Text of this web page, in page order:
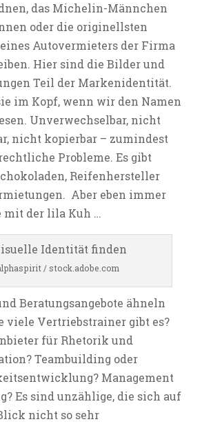
das Michelin-Männchen
oder die originellsten
Autovermieters der Firma
Hier sind die Bilder und
Teil der Markenidentität.
im Kopf, wenn wir den Namen
Unverwechselbar, nicht
nicht kopierbar – zumindest
Probleme. Es gibt
Reifenhersteller
Aber eben immer
mit der lila Kuh …
/ stock.adobe.com
Beratungsangebote ähneln
viele Vertriebstrainer gibt es?
für Rhetorik und
Teambuilding oder
Management
Es sind unzählige, die sich auf
nicht so sehr